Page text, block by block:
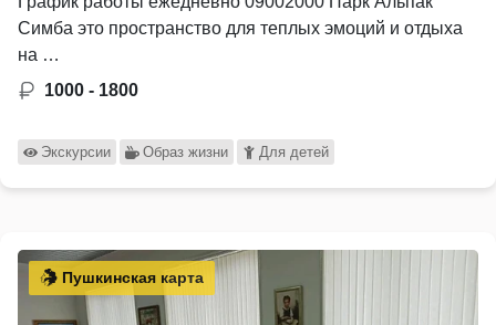
Симба это пространство для теплых эмоций и отдыха
на …
1000 - 1800
Экскурсии Образ жизни Для детей
Пушкинская карта